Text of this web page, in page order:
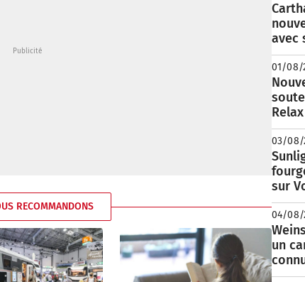
RECOMMANDONS
avec
01/08/
03/08/
sur
04/08/
un